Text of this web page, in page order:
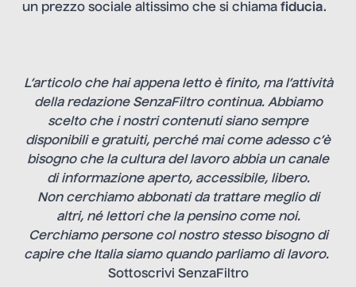
un prezzo sociale altissimo che si chiama fiducia.
L’articolo che hai appena letto è finito, ma l’attività
della redazione SenzaFiltro continua. Abbiamo
scelto che i nostri contenuti siano sempre
disponibili e gratuiti, perché mai come adesso c’è
bisogno che la cultura del lavoro abbia un canale
di informazione aperto, accessibile, libero.
Non cerchiamo abbonati da trattare meglio di
altri, né lettori che la pensino come noi.
Cerchiamo persone col nostro stesso bisogno di
capire che Italia siamo quando parliamo di lavoro.
Sottoscrivi SenzaFiltro